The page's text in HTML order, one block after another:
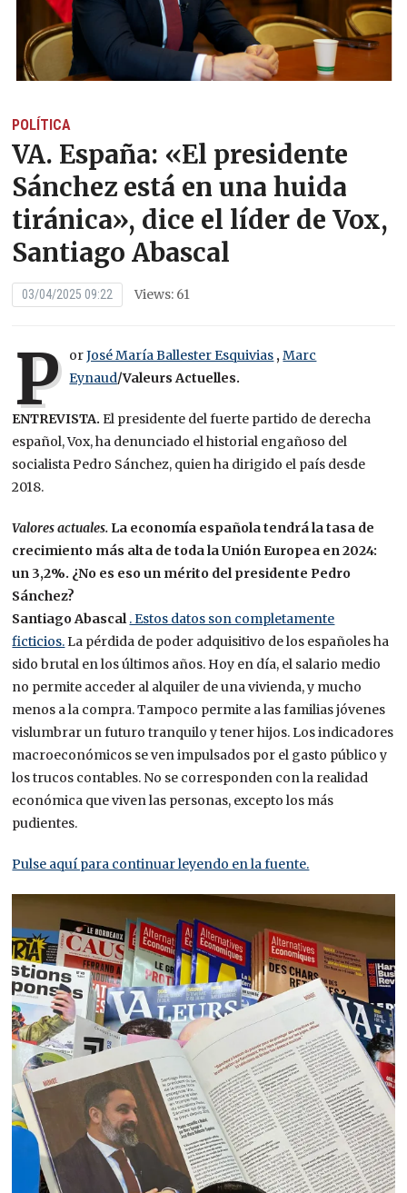
POLÍTICA
VA. España: «El presidente
Sánchez está en una huida
tiránica», dice el líder de Vox,
Santiago Abascal
03/04/2025 09:22 Views: 61
P orJosé María Ballester Esquivias ,Marc
Eynaud/Valeurs Actuelles.
ENTREVISTA. El presidente del fuerte partido de derecha
español, Vox, ha denunciado el historial engañoso del
socialista Pedro Sánchez, quien ha dirigido el país desde
2018.
Valores actuales. La economía española tendrá la tasa de
crecimiento más alta de toda la Unión Europea en 2024:
un 3,2%. ¿No es eso un mérito del presidente Pedro
Sánchez?
Santiago Abascal. Estos datos son completamente
ficticios.La pérdida de poder adquisitivo de los españoles ha
sido brutal en los últimos años. Hoy en día, el salario medio
no permite acceder al alquiler de una vivienda, y mucho
menos a la compra. Tampoco permite a las familias jóvenes
vislumbrar un futuro tranquilo y tener hijos. Los indicadores
macroeconómicos se ven impulsados ​​por el gasto público y
los trucos contables. No se corresponden con la realidad
económica que viven las personas, excepto los más
pudientes.
Pulse aquí para continuar leyendo en la fuente.